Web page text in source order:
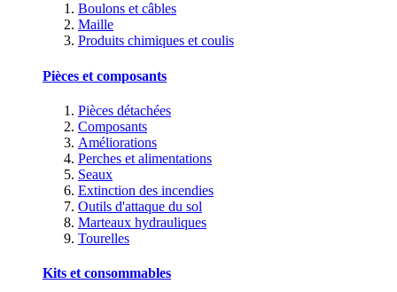
Boulons et câbles
Maille
Produits chimiques et coulis
Pièces et composants
Pièces détachées
Composants
Améliorations
Perches et alimentations
Seaux
Extinction des incendies
Outils d'attaque du sol
Marteaux hydrauliques
Tourelles
Kits et consommables